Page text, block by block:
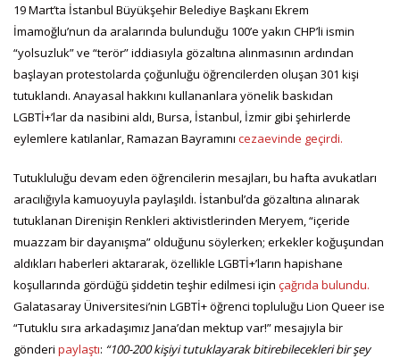
19 Mart’ta İstanbul Büyükşehir Belediye Başkanı Ekrem
İmamoğlu’nun da aralarında bulunduğu 100’e yakın CHP’li ismin
“yolsuzluk” ve “terör” iddiasıyla gözaltına alınmasının ardından
başlayan protestolarda çoğunluğu öğrencilerden oluşan 301 kişi
tutuklandı. Anayasal hakkını kullananlara yönelik baskıdan
LGBTİ+’lar da nasibini aldı, Bursa, İstanbul, İzmir gibi şehirlerde
eylemlere katılanlar, Ramazan Bayramını cezaevinde geçirdi.
Tutukluluğu devam eden öğrencilerin mesajları, bu hafta avukatları
aracılığıyla kamuoyuyla paylaşıldı. İstanbul’da gözaltına alınarak
tutuklanan Direnişin Renkleri aktivistlerinden Meryem, “içeride
muazzam bir dayanışma” olduğunu söylerken; erkekler koğuşundan
aldıkları haberleri aktararak, özellikle LGBTİ+’ların hapishane
koşullarında gördüğü şiddetin teşhir edilmesi için çağrıda bulundu.
Galatasaray Üniversitesi’nin LGBTİ+ öğrenci topluluğu Lion Queer ise
“Tutuklu sıra arkadaşımız Jana’dan mektup var!” mesajıyla bir
gönderi paylaştı: “100-200 kişiyi tutuklayarak bitirebilecekleri bir şey